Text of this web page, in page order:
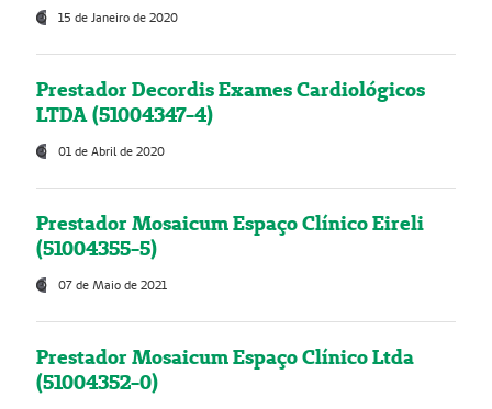
15 de Janeiro de 2020
Prestador Decordis Exames Cardiológicos
LTDA (51004347-4)
01 de Abril de 2020
Prestador Mosaicum Espaço Clínico Eireli
(51004355-5)
07 de Maio de 2021
Prestador Mosaicum Espaço Clínico Ltda
(51004352-0)